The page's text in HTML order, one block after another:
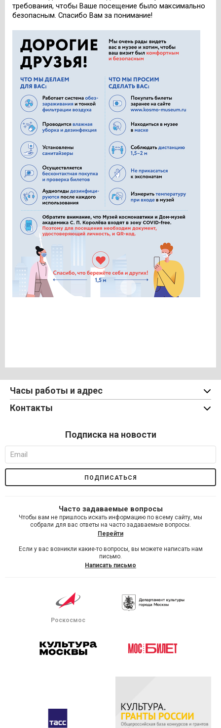
требования, чтобы Ваше посещение было максимально
безопасным. Спасибо Вам за понимание!
Часы работы и адрес
Контакты
Подписка на новости
Часто задаваемые вопросы
Чтобы вам не пришлось искать информацию по всему сайту, мы
собрали для вас ответы на часто задаваемые вопросы.
Перейти
Если у вас возникли какие-то вопросы, вы можете написать нам
письмо.
Написать письмо
Роскосмос